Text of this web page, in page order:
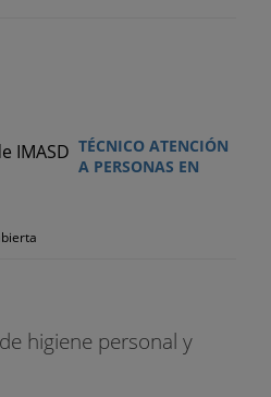
TÉCNICO ATENCIÓN
A PERSONAS EN
higiene personal y